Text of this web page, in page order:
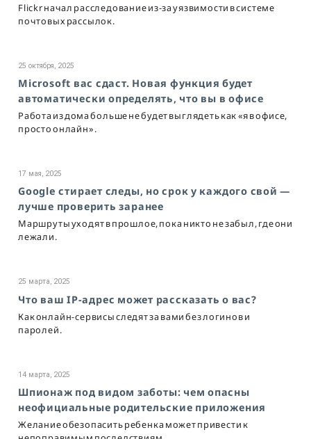
Flickr начал расследование из-за уязвимости в системе
почтовых рассылок.
25 октября, 2025
Miсrosoft вас сдаст. Новая функция будет
автоматически определять, что вы в офисе
Работа из дома больше не будет выглядеть как «я в офисе,
просто онлайн».
17 мая, 2025
Google стирает следы, но срок у каждого свой —
лучше проверить заранее
Маршруты уходят в прошлое, пока никто не забыл, где они
лежали.
25 марта, 2025
Что ваш IP-адрес может рассказать о вас?
Как онлайн-сервисы следят за вами без логинов и
паролей.
14 марта, 2025
Шпионаж под видом заботы: чем опасны
неофициальные родительские приложения
Желание обезопасить ребенка может привести к